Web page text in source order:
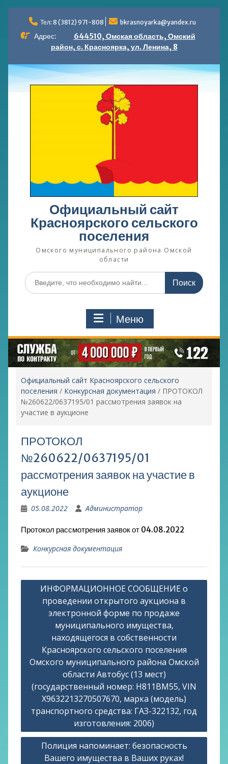
содержимому
Тел: 8 (3812) 971-808 bkrasnoyarka@yandex.ru
Адрес:
644510, Омская область, Омский
район, с. Красноярка, ул. Ленина, 8
Официальный сайт
Красноярского сельского
поселения
Омского муниципального района Омской
области
Поиск
по:
Меню
Официальный сайт Красноярского сельского
поселения / Конкурсная документация / ПРОТОКОЛ
№260622/0637195/01 рассмотрения заявок на
участие в аукционе
ПРОТОКОЛ
№260622/0637195/01
рассмотрения заявок на участие в
аукционе
05.08.2022 Администратор
Протокол рассмотрения заявок от 04.08.2022
Конкурсная документация
Навигация
записям
ИНФОРМАЦИОННОЕ СООБЩЕНИЕ о
проведении открытого аукциона в
электронной форме по продаже
муниципального имущества,
находящегося в собственности
Красноярского сельского поселения
Омского муниципального района Омской
области Автобус (13 мест)
(государственный номер: Н811ВМ55, VIN
Х9632213270507670, марка (модель)
транспортного средства: ГАЗ-322132, год
изготовления: 2006)
Полиция напоминает: безопасность
Вашего имущества в Ваших руках!